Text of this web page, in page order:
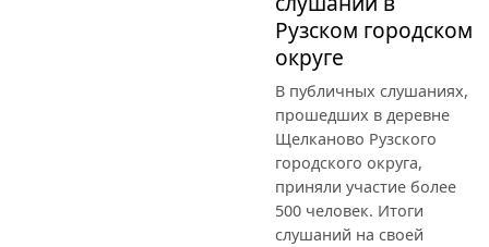
Рузском городском
округе
В публичных слушаниях,
прошедших в деревне
Щелканово Рузского
городского округа,
приняли участие более
500 человек. Итоги
слушаний на своей